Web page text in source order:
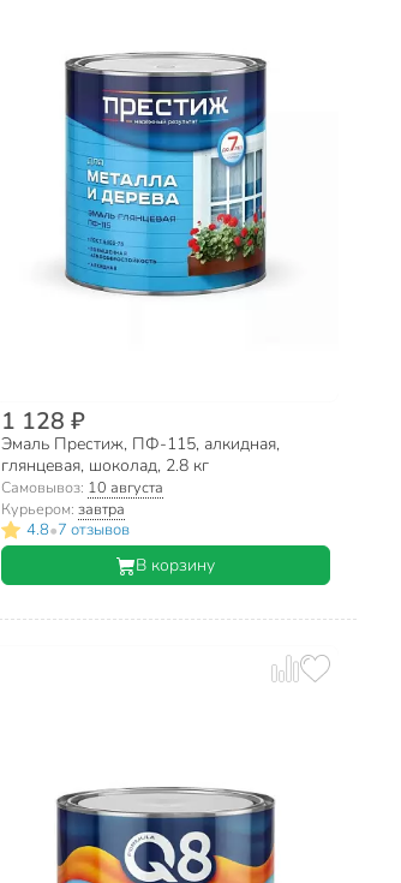
1 128 ₽
Эмаль Престиж, ПФ-115, алкидная,
глянцевая, шоколад, 2.8 кг
Самовывоз: 10 августа
Курьером:завтра
4.8•7 отзывов
В корзину